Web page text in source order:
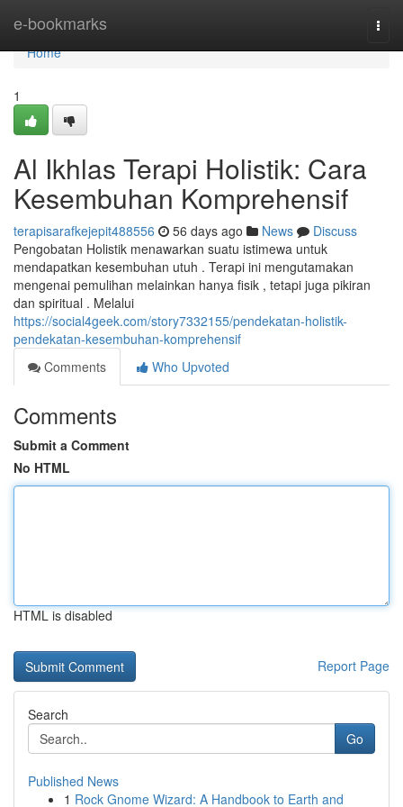
e-bookmarks
Home
Home
1
Al Ikhlas Terapi Holistik: Cara
Kesembuhan Komprehensif
terapisarafkejepit488556 56 days ago News
Discuss
Pengobatan Holistik menawarkan suatu istimewa untuk
mendapatkan kesembuhan utuh . Terapi ini mengutamakan
mengenai pemulihan melainkan hanya fisik , tetapi juga pikiran
dan spiritual . Melalui
https://social4geek.com/story7332155/pendekatan-holistik-
pendekatan-kesembuhan-komprehensif
Comments
Who Upvoted
Comments
Submit a Comment
No HTML
HTML is disabled
Report Page
Search
Go
Published News
1 Rock Gnome Wizard: A Handbook to Earth and